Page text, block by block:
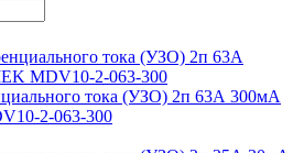
тока (УЗО) 2п 63А 300мА
2-063-300